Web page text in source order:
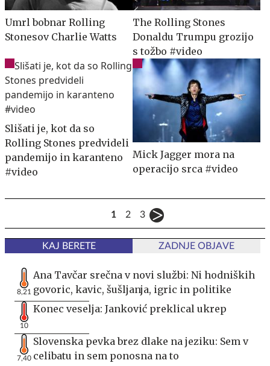
Umrl bobnar Rolling
Stonesov Charlie Watts
The Rolling Stones
Donaldu Trumpu grozijo
s tožbo #video
Slišati je, kot da so
Rolling Stones predvideli
pandemijo in karanteno
#video
Mick Jagger mora na
operacijo srca #video
1 2 3
KAJ BERETE ZADNJE OBJAVE
8,21
Ana Tavčar srečna v novi službi: Ni hodniških
govoric, kavic, šušljanja, igric in politike
10
Konec veselja: Janković preklical ukrep
7,40
Slovenska pevka brez dlake na jeziku: Sem v
celibatu in sem ponosna na to